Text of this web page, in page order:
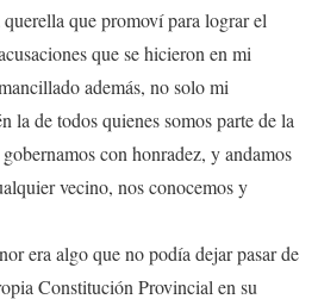
que promoví para lograr el
que se hicieron en mi
además, no solo mi
la de todos quienes somos parte de la
con honradez, y andamos
vecino, nos conocemos y
era algo que no podía dejar pasar de
Constitución Provincial en su